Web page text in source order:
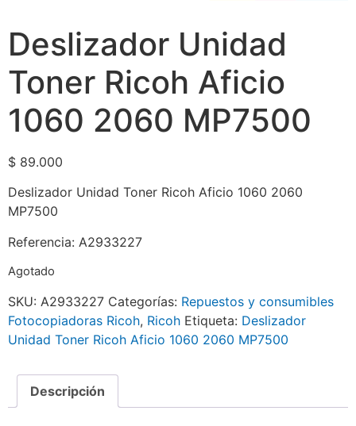
Deslizador Unidad
Toner Ricoh Aficio
1060 2060 MP7500
$ 89.000
Deslizador Unidad Toner Ricoh Aficio 1060 2060
MP7500
Referencia: A2933227
Agotado
SKU: A2933227 Categorías: Repuestos y consumibles
Fotocopiadoras Ricoh, Ricoh Etiqueta: Deslizador
Unidad Toner Ricoh Aficio 1060 2060 MP7500
Descripción